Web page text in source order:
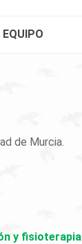
EQUIPO
de Murcia.
y fisioterapia